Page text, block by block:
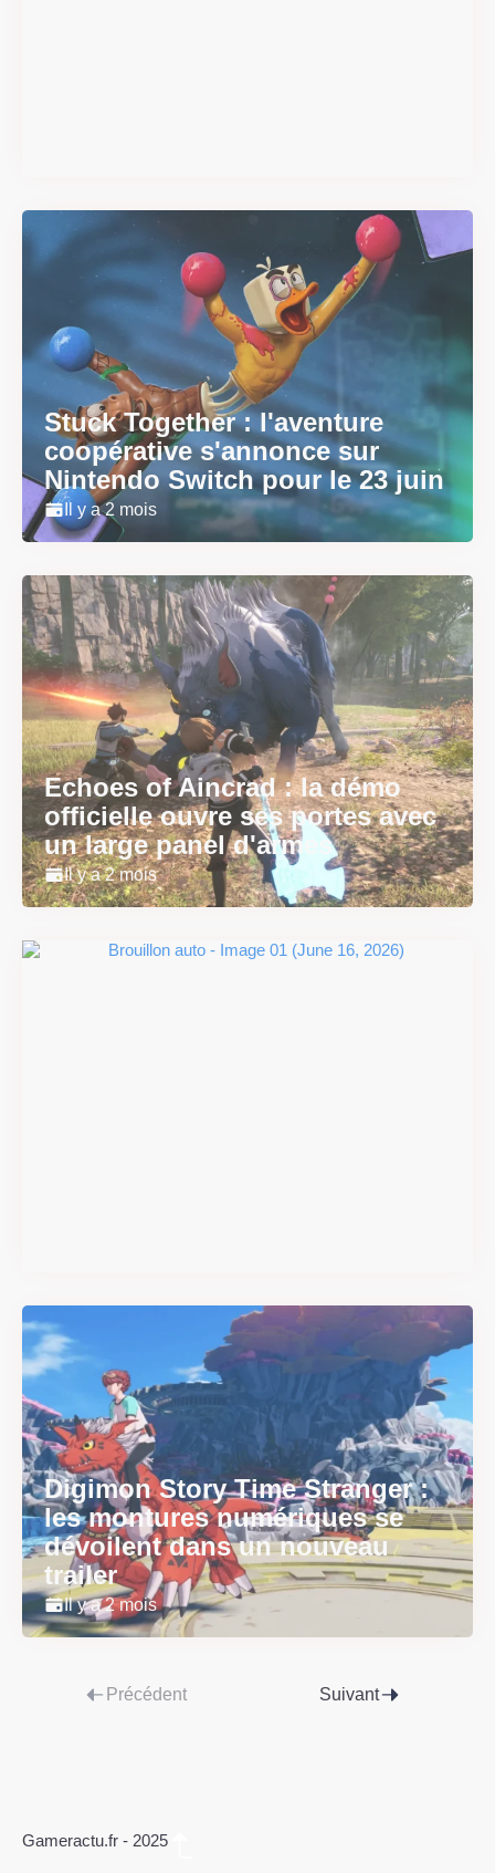
Stuck Together : l'aventure
coopérative s'annonce sur
Nintendo Switch pour le 23 juin
Il y a 2 mois
Echoes of Aincrad : la démo
officielle ouvre ses portes avec
un large panel d'armes
Il y a 2 mois
Digimon Story Time Stranger :
les montures numériques se
dévoilent dans un nouveau
trailer
Il y a 2 mois
Précédent Suivant
Gameractu.fr - 2025